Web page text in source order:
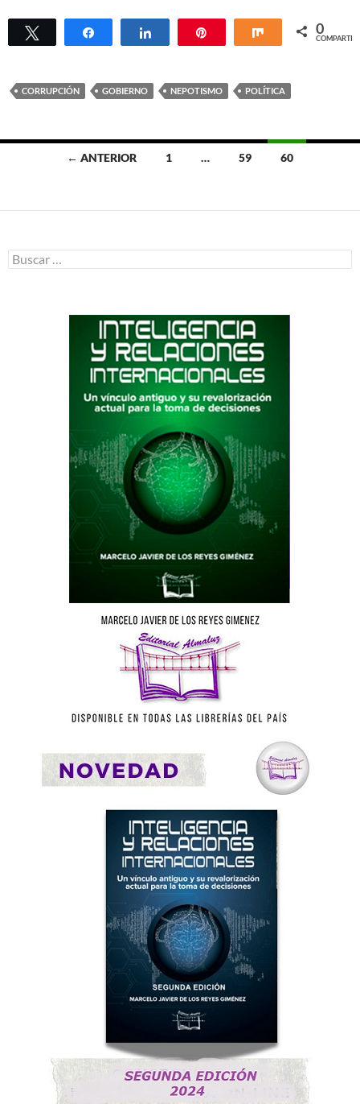
Twittear Compartir Compartir Compartir
0
COMPARTIR
CORRUPCIÓN GOBIERNO NEPOTISMO POLÍTICA
las
← ANTERIOR 1 … 59 60
Buscar: